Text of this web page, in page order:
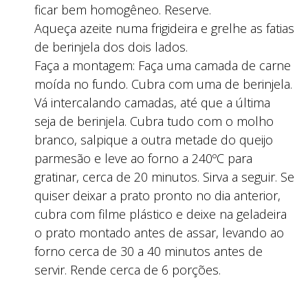
ficar bem homogêneo. Reserve.
Aqueça azeite numa frigideira e grelhe as fatias
de berinjela dos dois lados.
Faça a montagem: Faça uma camada de carne
moída no fundo. Cubra com uma de berinjela.
Vá intercalando camadas, até que a última
seja de berinjela. Cubra tudo com o molho
branco, salpique a outra metade do queijo
parmesão e leve ao forno a 240ºC para
gratinar, cerca de 20 minutos. Sirva a seguir. Se
quiser deixar a prato pronto no dia anterior,
cubra com filme plástico e deixe na geladeira
o prato montado antes de assar, levando ao
forno cerca de 30 a 40 minutos antes de
servir. Rende cerca de 6 porções.